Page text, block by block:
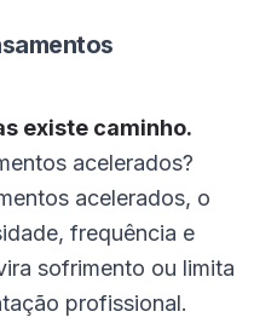
existe caminho.
acelerados?
acelerados, o
frequência e
sofrimento ou limita
profissional.